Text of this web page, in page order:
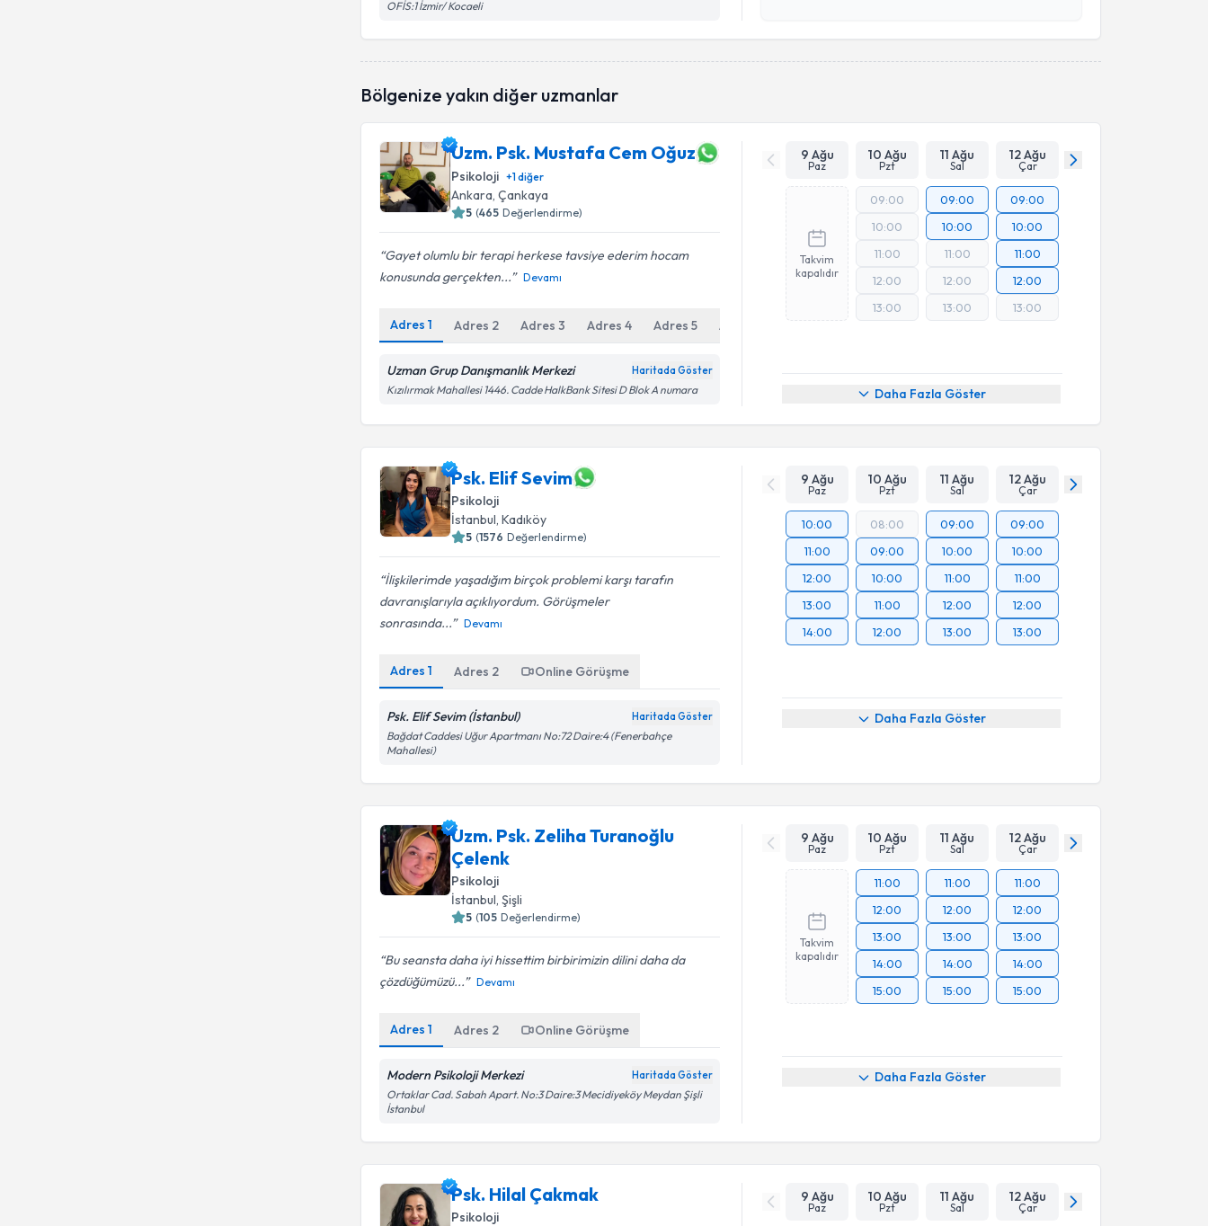
OFİS:1 İzmir/ Kocaeli
Bölgenize yakın diğer uzmanlar
Uzm. Psk. Mustafa Cem Oğuz
Psikoloji +1diğer
Ankara , Çankaya
5 (465 Değerlendirme)
Gayet olumlu bir terapi herkese tavsiye ederim hocam
konusunda gerçekten...
Devamı
Adres1 Adres 2 Adres3 Adres4 Adres5 Adres Online Görüşme
Uzman Grup Danışmanlık Merkezi Haritada Göster
Kızılırmak Mahallesi 1446. Cadde HalkBank Sitesi D Blok A numara
9 Ağu
Paz
10 Ağu
Pzt
11 Ağu
Sal
12 Ağu
Çar
Takvim
kapalıdır
09:00
10:00
11:00
12:00
13:00
09:00
10:00
11:00
12:00
13:00
09:00
10:00
11:00
12:00
13:00
Daha Fazla Göster
Psk. Elif Sevim
Psikoloji
İstanbul, Kadıköy
5 (1576 Değerlendirme)
İlişkilerimde yaşadığım birçok problemi karşı tarafın
davranışlarıyla açıklıyordum. Görüşmeler
sonrasında...
Devamı
Adres1 Adres 2 Online Görüşme
Psk. Elif Sevim (İstanbul) Haritada Göster
Bağdat Caddesi Uğur Apartmanı No:72 Daire:4 (Fenerbahçe
Mahallesi)
9 Ağu
Paz
10 Ağu
Pzt
11 Ağu
Sal
12 Ağu
Çar
10:00
11:00
12:00
13:00
14:00
08:00
09:00
10:00
11:00
12:00
09:00
10:00
11:00
12:00
13:00
09:00
10:00
11:00
12:00
13:00
Daha Fazla Göster
Uzm. Psk. Zeliha Turanoğlu
Çelenk
Psikoloji
İstanbul, Şişli
5 (105 Değerlendirme)
Bu seansta daha iyi hissettim birbirimizin dilini daha da
çözdüğümüzü...
Devamı
Adres1 Adres 2 Online Görüşme
Modern Psikoloji Merkezi Haritada Göster
Ortaklar Cad. Sabah Apart. No:3 Daire:3 Mecidiyeköy Meydan Şişli
İstanbul
9 Ağu
Paz
10 Ağu
Pzt
11 Ağu
Sal
12 Ağu
Çar
Takvim
kapalıdır
11:00
12:00
13:00
14:00
15:00
11:00
12:00
13:00
14:00
15:00
11:00
12:00
13:00
14:00
15:00
Daha Fazla Göster
Psk. Hilal Çakmak
Psikoloji
9 Ağu
Paz
10 Ağu
Pzt
11 Ağu
Sal
12 Ağu
Çar